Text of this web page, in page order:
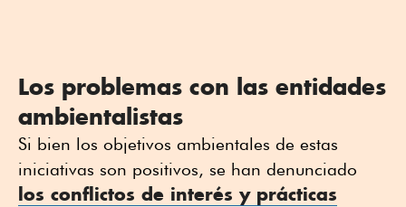
Los problemas con las entidades
ambientalistas
Si bien los objetivos ambientales de estas
iniciativas son positivos, se han denunciado
los conflictos de interés y prácticas